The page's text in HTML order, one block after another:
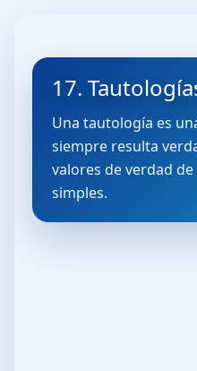
17.
Una tautología es
siempre resulta
valores de verdad
simples.